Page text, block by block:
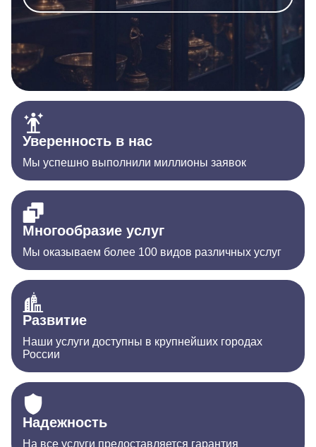
Уверенность в нас
Мы успешно выполнили миллионы заявок
Многообразие услуг
Мы оказываем более 100 видов различных услуг
Развитие
Наши услуги доступны в крупнейших городах
России
Надежность
На все услуги предоставляется гарантия